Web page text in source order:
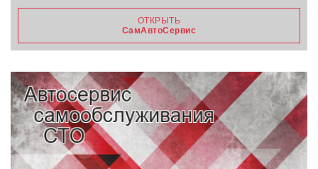
ОТКРЫТЬ
СамАвтоСервис